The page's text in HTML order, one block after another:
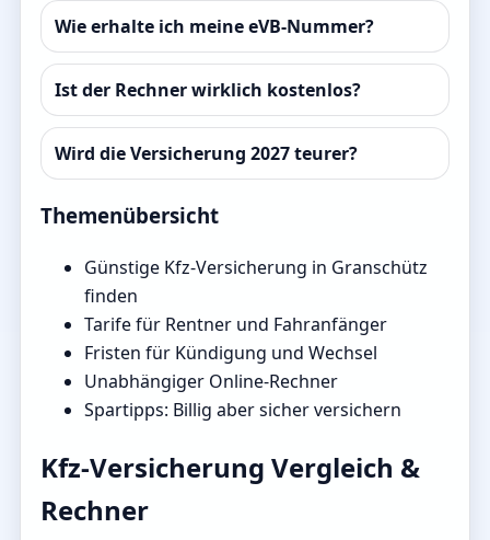
Wie erhalte ich meine eVB-Nummer?
Ist der Rechner wirklich kostenlos?
Wird die Versicherung 2027 teurer?
Themenübersicht
Günstige Kfz-Versicherung in Granschütz
finden
Tarife für Rentner und Fahranfänger
Fristen für Kündigung und Wechsel
Unabhängiger Online-Rechner
Spartipps: Billig aber sicher versichern
Kfz-Versicherung Vergleich &
Rechner